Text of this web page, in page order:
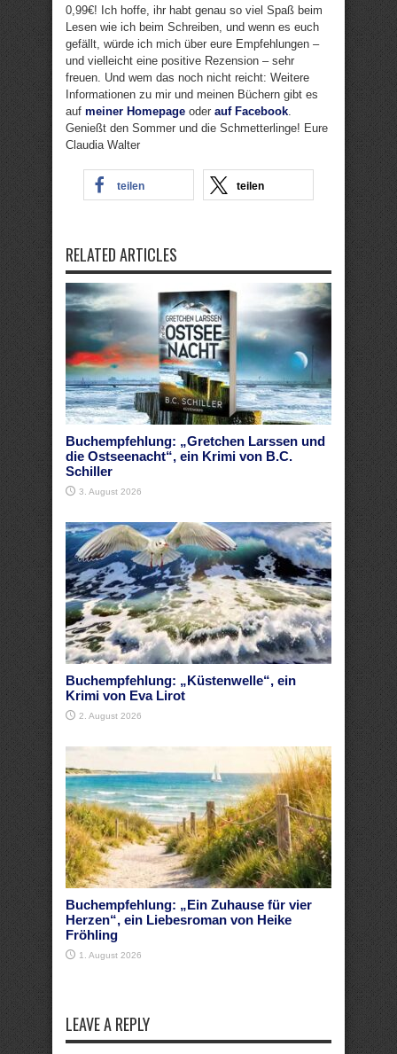
0,99€! Ich hoffe, ihr habt genau so viel Spaß beim
Lesen wie ich beim Schreiben, und wenn es euch
gefällt, würde ich mich über eure Empfehlungen –
und vielleicht eine positive Rezension – sehr
freuen. Und wem das noch nicht reicht: Weitere
Informationen zu mir und meinen Büchern gibt es
auf meiner Homepage oder auf Facebook.
Genießt den Sommer und die Schmetterlinge! Eure
Claudia Walter
teilen teilen
RELATED ARTICLES
Buchempfehlung: „Gretchen Larssen und
die Ostseenacht“, ein Krimi von B.C.
Schiller
3. August 2026
Buchempfehlung: „Küstenwelle“, ein
Krimi von Eva Lirot
2. August 2026
Buchempfehlung: „Ein Zuhause für vier
Herzen“, ein Liebesroman von Heike
Fröhling
1. August 2026
LEAVE A REPLY